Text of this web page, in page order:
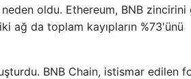
oldu. Ethereum, BNB zincirini
ağ da toplam kayıpların %73'ünü
BNB Chain, istismar edilen